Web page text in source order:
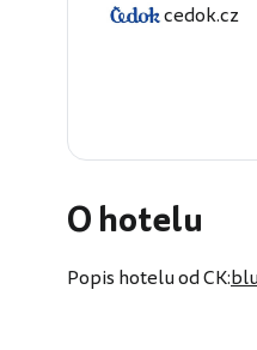
cedok.cz
O hotelu
Popis hotelu od CK: